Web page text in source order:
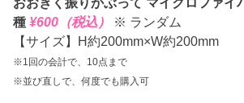
種¥600（税込）
※ ランダム
【サイズ】H約200mm×W約200mm
※1回の会計で、10点まで
※並び直しで、何度でも購入可